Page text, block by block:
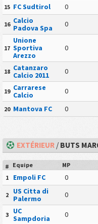
15 FC Sudtirol 0
16 Calcio
Padova Spa
0
17
Unione
Sportiva
Arezzo
0
18 Catanzaro
Calcio 2011
0
19 Carrarese
Calcio
0
20 Mantova FC 0
EXTÉRIEUR /BUTS
# Equipe MP
1
Empoli FC 0
2
US Citta di
Palermo
0
3
UC
Sampdoria
0